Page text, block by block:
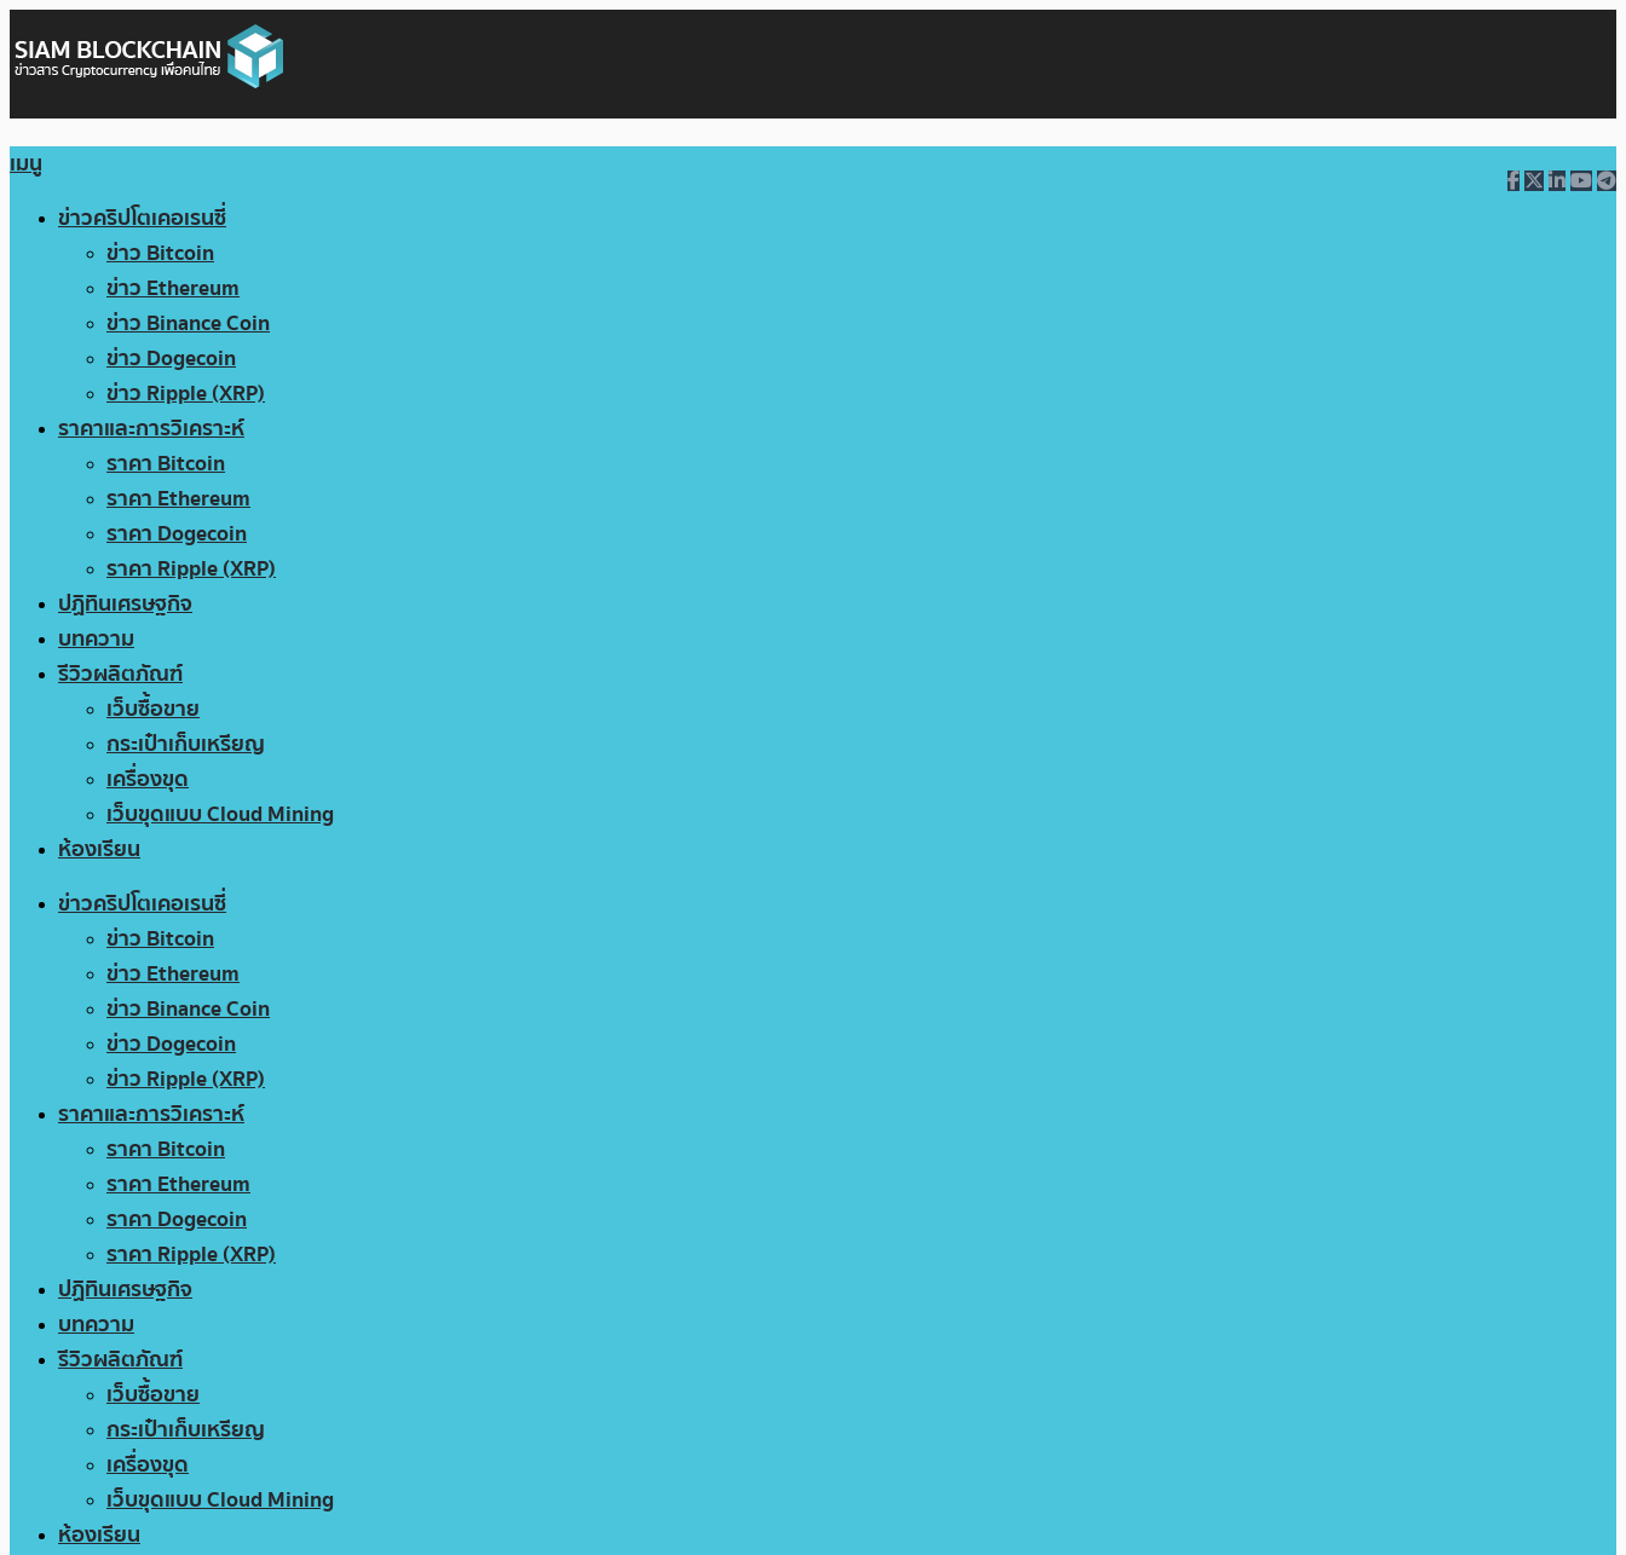
เมนู
ข่าวคริปโตเคอเรนซี่
ข่าว Bitcoin
ข่าว Ethereum
ข่าว Binance Coin
ข่าว Dogecoin
ข่าว Ripple (XRP)
ราคาและการวิเคราะห์
ราคา Bitcoin
ราคา Ethereum
ราคา Dogecoin
ราคา Ripple (XRP)
ปฏิทินเศรษฐกิจ
บทความ
รีวิวผลิตภัณฑ์
เว็บซื้อขาย
กระเป๋าเก็บเหรียญ
เครื่องขุด
เว็บขุดแบบ Cloud Mining
ห้องเรียน
ข่าวคริปโตเคอเรนซี่
ข่าว Bitcoin
ข่าว Ethereum
ข่าว Binance Coin
ข่าว Dogecoin
ข่าว Ripple (XRP)
ราคาและการวิเคราะห์
ราคา Bitcoin
ราคา Ethereum
ราคา Dogecoin
ราคา Ripple (XRP)
ปฏิทินเศรษฐกิจ
บทความ
รีวิวผลิตภัณฑ์
เว็บซื้อขาย
กระเป๋าเก็บเหรียญ
เครื่องขุด
เว็บขุดแบบ Cloud Mining
ห้องเรียน